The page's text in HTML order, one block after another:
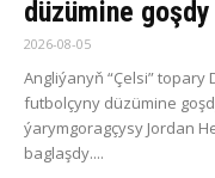
düzümine goşdy
2026-08-05
Angliýanyň “Çelsi”
futbolçyny düzümine
ýarymgoragçysy Jordan
baglaşdy....